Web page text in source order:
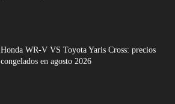
Honda WR-V VS Toyota Yaris Cross: precios
congelados en agosto 2026